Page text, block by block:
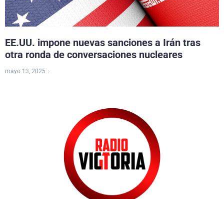
EE.UU. impone nuevas sanciones a Irán tras
otra ronda de conversaciones nucleares
mayo 13, 2025